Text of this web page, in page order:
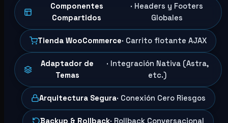
Componentes
Compartidos
· Headers y Footers
Globales
Tienda WooCommerce· Carrito flotante AJAX
Adaptador de
Temas
· Integración Nativa (Astra,
etc.)
Arquitectura Segura· Conexión Cero Riesgos
Backup & Rollback· Rollback Conversacional